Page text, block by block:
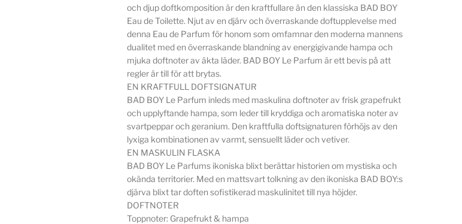
och djup doftkomposition är den kraftfullare än den klassiska BAD BOY
Eau de Toilette. Njut av en djärv och överraskande doftupplevelse med
denna Eau de Parfum för honom som omfamnar den moderna mannens
dualitet med en överraskande blandning av energigivande hampa och
mjuka doftnoter av äkta läder. BAD BOY Le Parfum är ett bevis på att
regler är till för att brytas.
EN KRAFTFULL DOFTSIGNATUR
BAD BOY Le Parfum inleds med maskulina doftnoter av frisk grapefrukt
och upplyftande hampa, som leder till kryddiga och aromatiska noter av
svartpeppar och geranium. Den kraftfulla doftsignaturen förhöjs av den
lyxiga kombinationen av varmt, sensuellt läder och vetiver.
EN MASKULIN FLASKA
BAD BOY Le Parfums ikoniska blixt berättar historien om mystiska och
okända territorier. Med en mattsvart tolkning av den ikoniska BAD BOY:s
djärva blixt tar doften sofistikerad maskulinitet till nya höjder.
DOFTNOTER
Toppnoter: Grapefrukt & hampa